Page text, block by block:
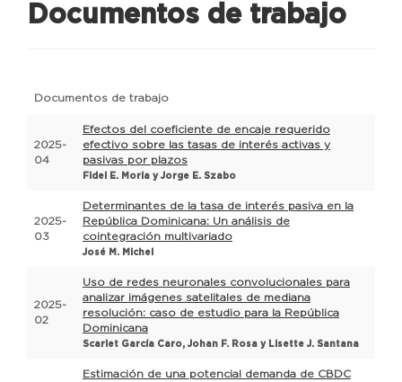
Documentos de trabajo
Documentos de trabajo
2025-
04
Efectos del coeficiente de encaje requerido
efectivo sobre las tasas de interés activas y
pasivas por plazos
Fidel E. Morla y Jorge E. Szabo
2025-
03
Determinantes de la tasa de interés pasiva en la
República Dominicana: Un análisis de
cointegración multivariado
José M. Michel
2025-
02
Uso de redes neuronales convolucionales para
analizar imágenes satelitales de mediana
resolución: caso de estudio para la República
Dominicana
Scarlet García Caro, Johan F. Rosa y Lisette J. Santana
Estimación de una potencial demanda de CBDC